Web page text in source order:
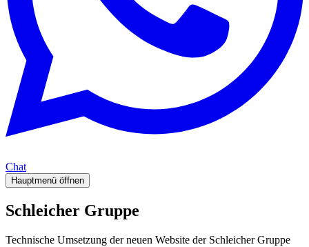
Chat
Hauptmenü öffnen
Schleicher Gruppe
Technische Umsetzung der neuen Website der Schleicher Gruppe